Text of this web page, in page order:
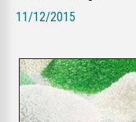
11/12/2015